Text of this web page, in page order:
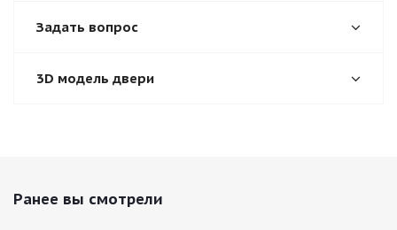
Задать вопрос
3D модель двери
Ранее вы смотрели